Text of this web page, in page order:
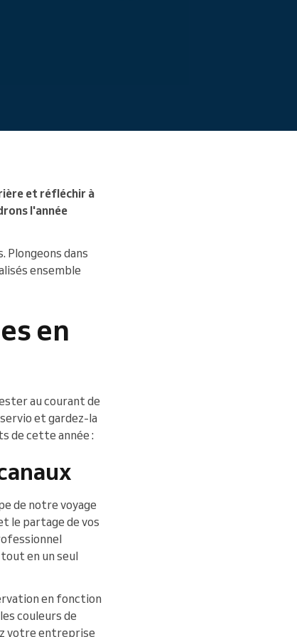
et réfléchir à
l'année
Plongeons dans
ensemble
en
au courant de
et gardez-la
de cette année :
de notre voyage
le partage de vos
en un seul
en fonction
couleurs de
votre entreprise